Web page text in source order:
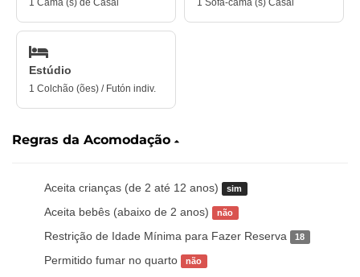
Estúdio
1 Colchão (ões) / Futón indiv.
Regras da Acomodação
Aceita crianças (de 2 até 12 anos) sim
Aceita bebês (abaixo de 2 anos) não
Restrição de Idade Mínima para Fazer Reserva 18
Permitido fumar no quarto não